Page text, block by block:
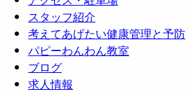
スタッフ紹介
考えてあげたい健康管理と予防
パピーわんわん教室
ブログ
求人情報